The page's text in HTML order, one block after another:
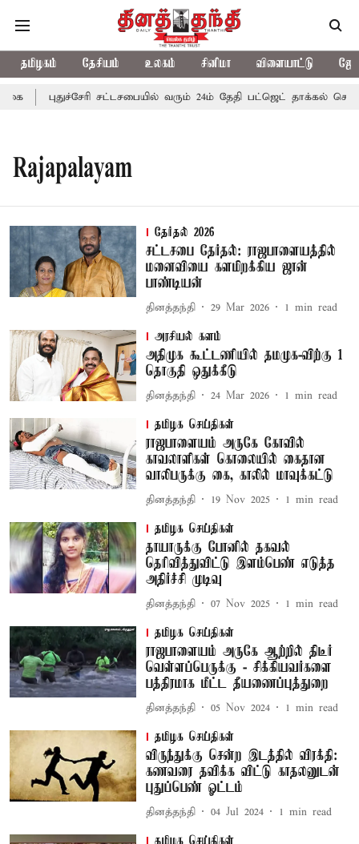
தமிழகம் தேசியம் உலகம் சினிமா விளையாட்டு
புதுச்சேரி சட்டசபையில் வரும் 24ம் தேதி பட்ஜெட் தாக்கல்
Rajapalayam
தேர்தல் 2026
சட்டசபை தேர்தல்: ராஜபாளையத்தில்
மனைவியை களமிறக்கிய ஜான்
பாண்டியன்
தினத்தந்தி 29 Mar 2026 1 min read
அரசியல் களம்
அதிமுக கூட்டணியில் தமமுக-விற்கு 1
தொகுதி ஒதுக்கீடு
தினத்தந்தி 24 Mar 2026 1 min read
தமிழக செய்திகள்
ராஜபாளையம் அருகே கோவில்
காவலாளிகள் கொலையில் கைதான
வாலிபருக்கு கை, காலில் மாவுக்கட்டு
தினத்தந்தி 19 Nov 2025 1 min read
தமிழக செய்திகள்
தாயாருக்கு போனில் தகவல்
தெரிவித்துவிட்டு இளம்பெண் எடுத்த
அதிர்ச்சி முடிவு
தினத்தந்தி 07 Nov 2025 1 min read
தமிழக செய்திகள்
ராஜபாளையம் அருகே ஆற்றில் திடீர்
வெள்ளப்பெருக்கு - சிக்கியவர்களை
பத்திரமாக மீட்ட தீயணைப்புத்துறை
தினத்தந்தி 05 Nov 2024 1 min read
தமிழக செய்திகள்
விருந்துக்கு சென்ற இடத்தில் விரக்தி:
கணவரை தவிக்க விட்டு காதலனுடன்
புதுப்பெண் ஓட்டம்
தினத்தந்தி 04 Jul 2024 1 min read